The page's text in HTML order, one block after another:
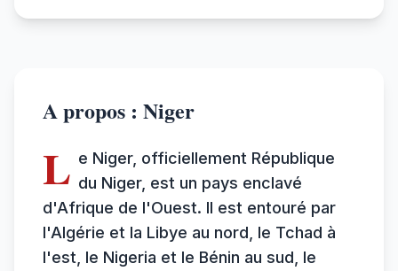
A propos : Niger
L e Niger, officiellement République
du Niger, est un pays enclavé
d'Afrique de l'Ouest. Il est entouré par
l'Algérie et la Libye au nord, le Tchad à
l'est, le Nigeria et le Bénin au sud, le